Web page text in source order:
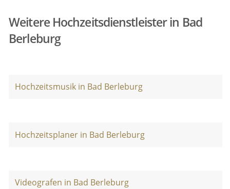
Weitere Hochzeitsdienstleister in Bad
Berleburg
Hochzeitsmusik in Bad Berleburg
Hochzeitsplaner in Bad Berleburg
Videografen in Bad Berleburg